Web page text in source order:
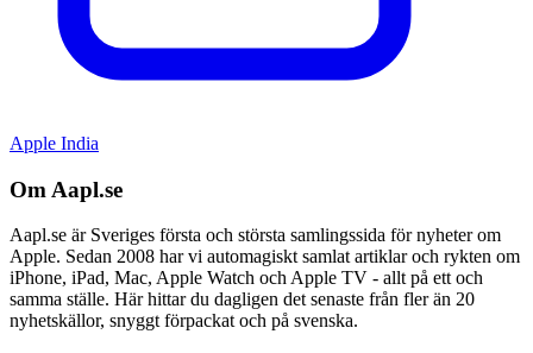
Apple India
Om Aapl.se
Aapl.se är Sveriges första och största samlingssida för nyheter om
Apple. Sedan 2008 har vi automagiskt samlat artiklar och rykten om
iPhone, iPad, Mac, Apple Watch och Apple TV - allt på ett och
samma ställe. Här hittar du dagligen det senaste från fler än 20
nyhetskällor, snyggt förpackat och på svenska.